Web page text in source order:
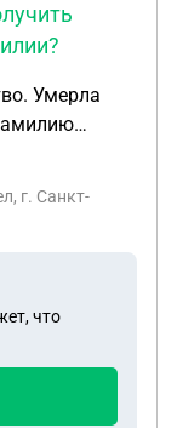
Умерла
при
о рождении
фамилия.
и по
дочь с
но
своего сына
г. Санкт-
что